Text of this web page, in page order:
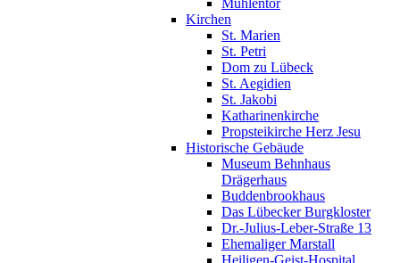
Mühlentor
Kirchen
St. Marien
St. Petri
Dom zu Lübeck
St. Aegidien
St. Jakobi
Katharinenkirche
Propsteikirche Herz Jesu
Historische Gebäude
Museum Behnhaus
Drägerhaus
Buddenbrookhaus
Das Lübecker Burgkloster
Dr.-Julius-Leber-Straße 13
Ehemaliger Marstall
Heiligen-Geist-Hospital